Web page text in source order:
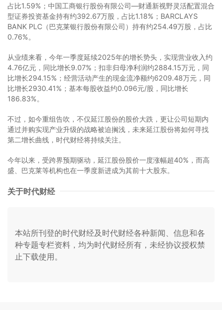
占比1.59%；中国工商银行股份有限公司—财通新视野灵活配置混合
型证券投资基金持有约392.67万股，占比1.18%；BARCLAYS
BANK PLC（巴克莱银行股份有限公司）持有约254.49万股，占比
0.76%。
从业绩来看，今年一季度延续2025年的增长势头，实现营业收入约
4.76亿元，同比增长9.07%；扣非归母净利润约2884.15万元，同
比增长294.15%；经营活动产生的现金流净额约6209.48万元，同
比增长2930.41%；基本每股收益约0.096元/股，同比增长
186.83%。
不过，如今重组告吹，不仅延江股份的股价大跌，更让公司短期内
通过并购实现产业升级的战略被迫搁浅，未来延江股份将如何寻找
第二增长曲线，时代财经将持续关注。
今年以来，受跨界预期驱动，延江股份股价一度涨幅超40%，而高
盛、巴克莱等机构也在一季度新进成为其前十大股东。
关于时代财经
本站所刊登的时代财经及时代财经各种新闻、信息和各
种专题专栏资料，均为时代财经所有，未经协议授权禁
止下载使用。